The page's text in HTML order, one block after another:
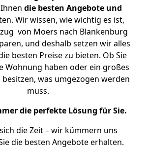
die besten Angebote und
Wir wissen, wie wichtig es ist,
von Moers nach Blankenburg
und deshalb setzen wir alles
besten Preise zu bieten. Ob Sie
Wohnung haben oder ein großes
was umgezogen werden
muss.
die perfekte Lösung für Sie.
die Zeit – wir kümmern uns
die besten Angebote erhalten.